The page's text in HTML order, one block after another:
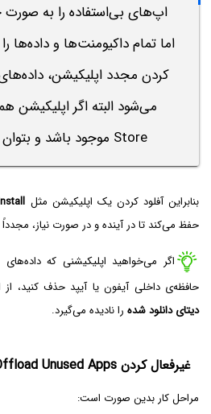
اپ‌های بی‌استفاده را به
اما تمام داکیومنت‌ها و داده‌ها
کردن مجدد اپلیکیشن،
Store موجود باشد و بتوان آن را نصب کرد.
بنابراین آفلود کردن یک اپلیکیشن مثل
حفظ می‌کند تا در آینده و در صورت نیاز، مجدداً
اگر می‌خواهید اپلیکیشنی که
حافظه‌ی داخلی آیفون یا آیپد حذف کنید،
دیتای دانلود شده را نادیده می‌گیرد.
غیرفعال کردن Offload Unused Apps در iOS 11
مراحل کار بدین صورت است: